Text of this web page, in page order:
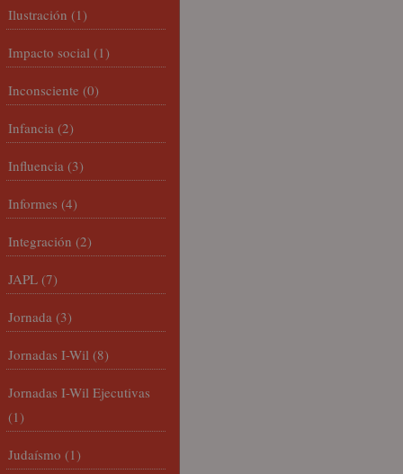
Ilustración (1)
Impacto social (1)
Inconsciente (0)
Infancia (2)
Influencia (3)
Informes (4)
Integración (2)
JAPL (7)
Jornada (3)
Jornadas I-Wil (8)
Jornadas I-Wil Ejecutivas
(1)
Judaísmo (1)